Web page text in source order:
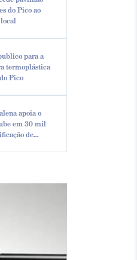
do Pico ao
para a
termoplástica
Pico
apoia o
em 30 mil
de...